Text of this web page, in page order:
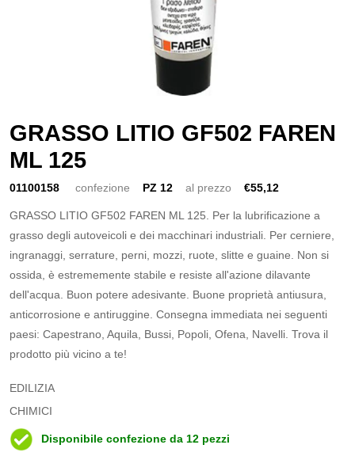
GRASSO LITIO GF502 FAREN
ML 125
01100158 confezione PZ 12 al prezzo €55,12
GRASSO LITIO GF502 FAREN ML 125. Per la lubrificazione a
grasso degli autoveicoli e dei macchinari industriali. Per cerniere,
ingranaggi, serrature, perni, mozzi, ruote, slitte e guaine. Non si
ossida, è estrememente stabile e resiste all'azione dilavante
dell'acqua. Buon potere adesivante. Buone proprietà antiusura,
anticorrosione e antiruggine. Consegna immediata nei seguenti
paesi: Capestrano, Aquila, Bussi, Popoli, Ofena, Navelli. Trova il
prodotto più vicino a te!
EDILIZIA
CHIMICI
Disponibile confezione da 12 pezzi